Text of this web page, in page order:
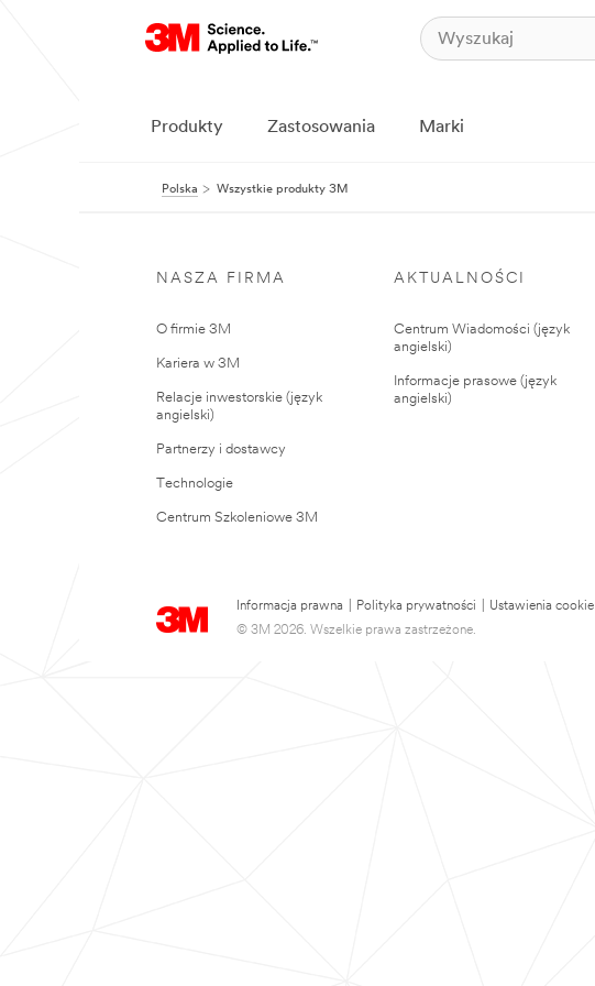
Produkty Zastosowania Marki
Polska Wszystkie produkty 3M
NASZA FIRMA
O firmie 3M
Kariera w 3M
Relacje inwestorskie (język
angielski)
Partnerzy i dostawcy
Technologie
Centrum Szkoleniowe 3M
AKTUALNOŚCI
Centrum Wiadomości (język
angielski)
Informacje prasowe (język
angielski)
Informacja prawna Polityka prywatności
Ustawienia cookie
© 3M 2026. Wszelkie prawa zastrzeżone.